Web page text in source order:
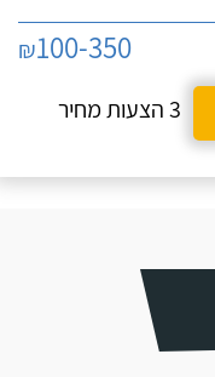
₪100-350
3 הצעות מחיר